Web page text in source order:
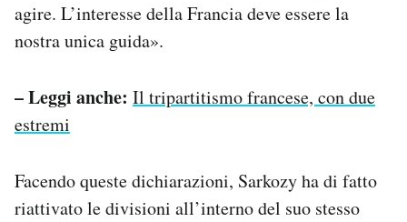
agire. L’interesse della Francia deve essere la
nostra unica guida».
– Leggi anche: Il tripartitismo francese, con due
estremi
Facendo queste dichiarazioni, Sarkozy ha di fatto
riattivato le divisioni all’interno del suo stesso